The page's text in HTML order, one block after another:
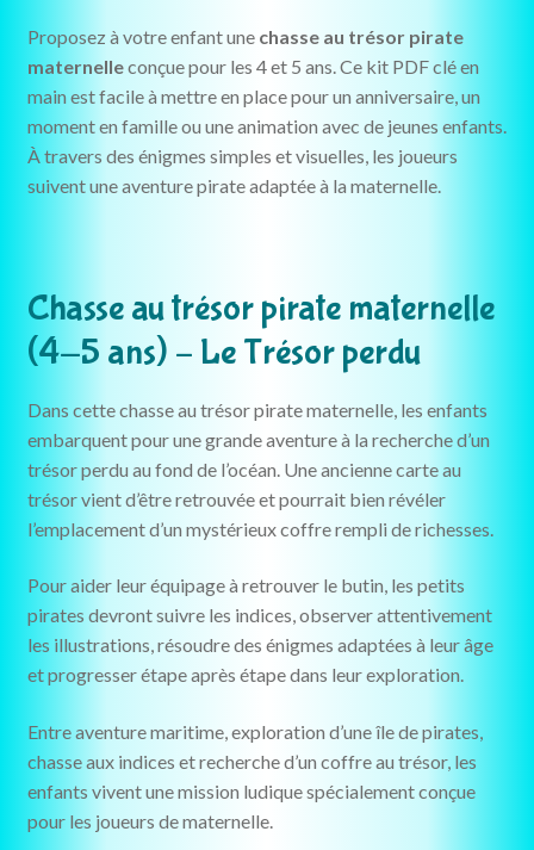
Proposez à votre enfant une chasse au trésor pirate
maternelleconçue pour les 4 et 5 ans. Ce kit PDF clé en
main est facile à mettre en place pour un anniversaire, un
moment en famille ou une animation avec de jeunes enfants.
À travers des énigmes simples et visuelles, les joueurs
suivent une aventure pirate adaptée à la maternelle.
Chasse au trésor pirate maternelle
(4-5 ans) – Le Trésor perdu
Dans cette chasse au trésor pirate maternelle, les enfants
embarquent pour une grande aventure à la recherche d’un
trésor perdu au fond de l’océan. Une ancienne carte au
trésor vient d’être retrouvée et pourrait bien révéler
l’emplacement d’un mystérieux coffre rempli de richesses.
Pour aider leur équipage à retrouver le butin, les petits
pirates devront suivre les indices, observer attentivement
les illustrations, résoudre des énigmes adaptées à leur âge
et progresser étape après étape dans leur exploration.
Entre aventure maritime, exploration d’une île de pirates,
chasse aux indices et recherche d’un coffre au trésor, les
enfants vivent une mission ludique spécialement conçue
pour les joueurs de maternelle.